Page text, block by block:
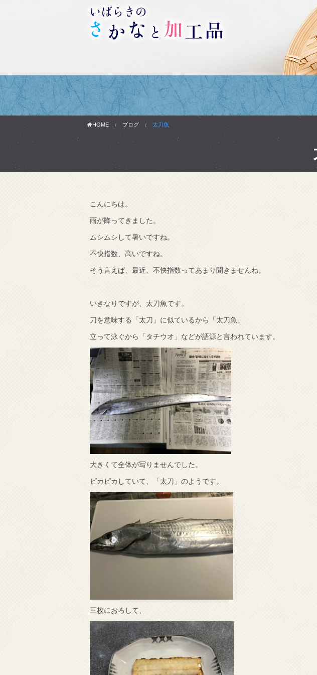
HOME ブログ 太刀魚
こんにちは。
雨が降ってきました。
ムシムシして暑いですね。
不快指数、高いですね。
そう言えば、最近、不快指数ってあまり聞きませんね。
いきなりですが、太刀魚です。
刀を意味する「太刀」に似ているから「太刀魚」
立って泳ぐから「タチウオ」などが語源と言われています。
大きくて全体が写りませんでした。
ピカピカしていて、「太刀」のようです。
三枚におろして、